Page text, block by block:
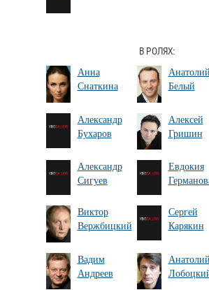
В РОЛЯХ:
Анна
Снаткина
Анатолий
Белый
Александр
Бухаров
Алексей
Гришин
Александр
Сигуев
Евдокия
Виктор
Вержбицкий
Сергей
Карякин
Вадим
Андреев
Анатолий